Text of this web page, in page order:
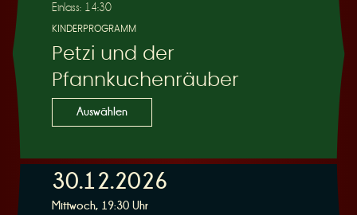
Einlass: 14:30
KINDERPROGRAMM
Petzi und der
Pfannkuchenräuber
Auswählen
30.12.2026
Mittwoch, 19:30 Uhr